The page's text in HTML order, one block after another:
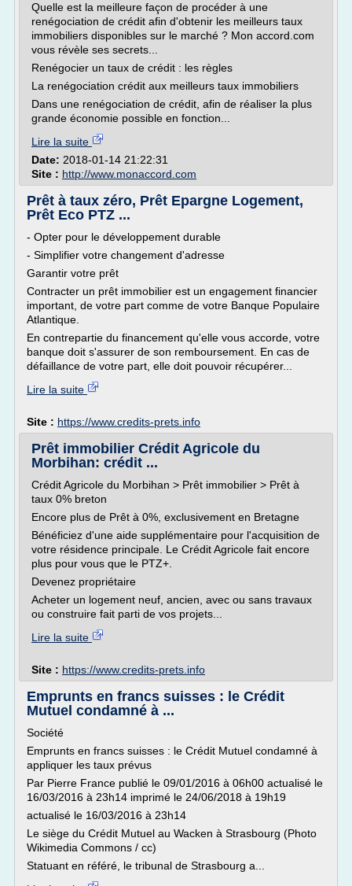
Quelle est la meilleure façon de procéder à une
renégociation de crédit afin d'obtenir les meilleurs taux
immobiliers disponibles sur le marché ? Mon accord.com
vous révèle ses secrets...
Renégocier un taux de crédit : les règles
La renégociation crédit aux meilleurs taux immobiliers
Dans une renégociation de crédit, afin de réaliser la plus
grande économie possible en fonction...
Lire la suite
Date: 2018-01-14 21:22:31
Site : http://www.monaccord.com
Prêt à taux zéro, Prêt Epargne Logement,
Prêt Eco PTZ ...
- Opter pour le développement durable
- Simplifier votre changement d'adresse
Garantir votre prêt
Contracter un prêt immobilier est un engagement financier
important, de votre part comme de votre Banque Populaire
Atlantique.
En contrepartie du financement qu'elle vous accorde, votre
banque doit s'assurer de son remboursement. En cas de
défaillance de votre part, elle doit pouvoir récupérer...
Lire la suite
Site : https://www.credits-prets.info
Prêt immobilier Crédit Agricole du
Morbihan: crédit ...
Crédit Agricole du Morbihan > Prêt immobilier > Prêt à
taux 0% breton
Encore plus de Prêt à 0%, exclusivement en Bretagne
Bénéficiez d'une aide supplémentaire pour l'acquisition de
votre résidence principale. Le Crédit Agricole fait encore
plus pour vous que le PTZ+.
Devenez propriétaire
Acheter un logement neuf, ancien, avec ou sans travaux
ou construire fait parti de vos projets...
Lire la suite
Site : https://www.credits-prets.info
Emprunts en francs suisses : le Crédit
Mutuel condamné à ...
Société
Emprunts en francs suisses : le Crédit Mutuel condamné à
appliquer les taux prévus
Par Pierre France publié le 09/01/2016 à 06h00 actualisé le
16/03/2016 à 23h14 imprimé le 24/06/2018 à 19h19
actualisé le 16/03/2016 à 23h14
Le siège du Crédit Mutuel au Wacken à Strasbourg (Photo
Wikimedia Commons / cc)
Statuant en référé, le tribunal de Strasbourg a...